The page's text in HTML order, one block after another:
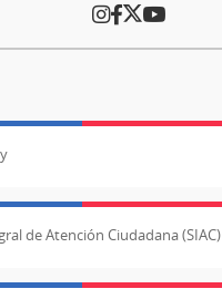
de Atención Ciudadana (SIAC)